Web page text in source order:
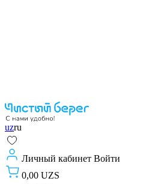
uzru
Личный кабинет Войти
0,00 UZS